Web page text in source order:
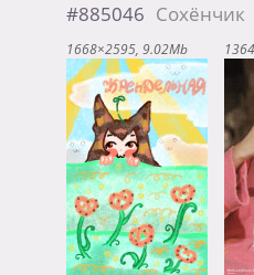
#885046 Сохёнчик
1668×2595 9.02Mb